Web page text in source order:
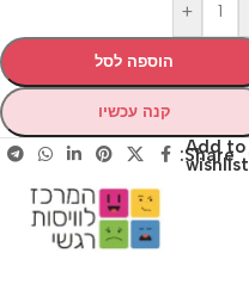
+
הוספה לסל
קנה עכשיו
Add to
wishlist
Share: